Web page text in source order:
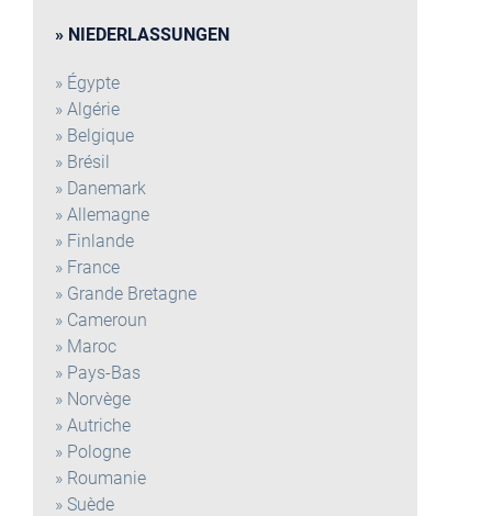
NIEDERLASSUNGEN
Égypte
Algérie
Belgique
Brésil
Danemark
Allemagne
Finlande
France
Grande Bretagne
Cameroun
Maroc
Pays-Bas
Norvège
Autriche
Pologne
Roumanie
Suède